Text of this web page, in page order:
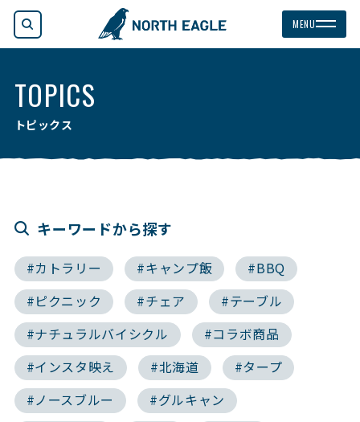
MENU検索
TOPICS
トピックス
キーワードから探す
#カトラリー #キャンプ飯
#BBQ
#ピクニック
#チェア
#テーブル
#ナチュラルバイシクル
#コラボ商品
#インスタ映え
#北海道
#タープ
#ノースブルー
#グルキャン